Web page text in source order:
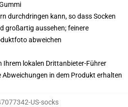
durchdringen kann, so dass Socken
großartig aussehen; feinere
abweichen
Ihrem lokalen Drittanbieter-Führer
in dem Produkt erhalten
US-socks